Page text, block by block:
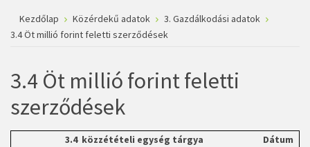
Kezdőlap Közérdekű adatok
3. Gazdálkodási adatok
3.4 Öt millió forint feletti szerződések
3.4 Öt millió forint feletti
szerződések
3.4 közzétételi egység tárgya
Dátum